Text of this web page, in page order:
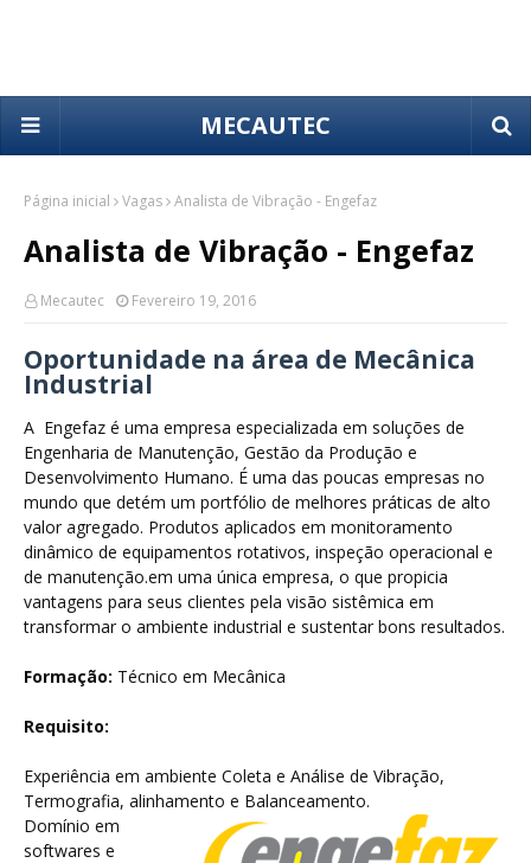
MECAUTEC
Página inicial Vagas Analista de Vibração - Engefaz
Analista de Vibração - Engefaz
Mecautec Fevereiro 19, 2016
Oportunidade na área de Mecânica
Industrial
A Engefaz é uma empresa especializada em soluções de
Engenharia de Manutenção, Gestão da Produção e
Desenvolvimento Humano. É uma das poucas empresas no
mundo que detém um portfólio de melhores práticas de alto
valor agregado. Produtos aplicados em monitoramento
dinâmico de equipamentos rotativos, inspeção operacional e
de manutenção.em uma única empresa, o que propicia
vantagens para seus clientes pela visão sistêmica em
transformar o ambiente industrial e sustentar bons resultados.
Formação: Técnico em Mecânica
Requisito:
Experiência em ambiente Coleta e Análise de Vibração,
Termografia, alinhamento e Balanceamento.
Domínio em
softwares e